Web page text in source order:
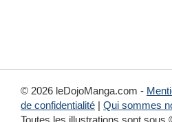
© 2026 leDojoManga.com -
de confidentialité | Qui sommes
Toutes les illustrations sont sous